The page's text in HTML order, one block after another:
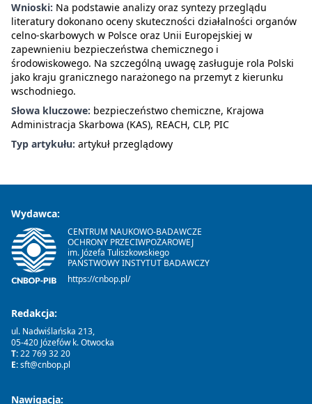
Wnioski: Na podstawie analizy oraz syntezy przeglądu
literatury dokonano oceny skuteczności działalności organów
celno-skarbowych w Polsce oraz Unii Europejskiej w
zapewnieniu bezpieczeństwa chemicznego i
środowiskowego. Na szczególną uwagę zasługuje rola Polski
jako kraju granicznego narażonego na przemyt z kierunku
wschodniego.
Słowa kluczowe: bezpieczeństwo chemiczne, Krajowa
Administracja Skarbowa (KAS), REACH, CLP, PIC
Typ artykułu: artykuł przeglądowy
Wydawca:
CENTRUM NAUKOWO-BADAWCZE
OCHRONY PRZECIWPOŻAROWEJ
im. Józefa Tuliszkowskiego
PAŃSTWOWY INSTYTUT BADAWCZY
https://cnbop.pl/
Redakcja:
ul. Nadwiślańska 213,
05-420 Józefów k. Otwocka
T:22 769 32 20
E:sft@cnbop.pl
Nawigacja: